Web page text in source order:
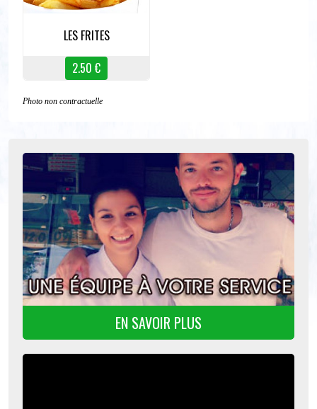
LES FRITES
2.50 €
Photo non contractuelle
EN SAVOIR PLUS